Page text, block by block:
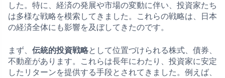
した。特に、経済の発展や市場の変動に伴い、投資家たち
は多様な戦略を模索してきました。これらの戦略は、日本
の経済全体にも影響を及ぼしてきたのです。
まず、 伝統的投資戦略として位置づけられる株式、債券、
不動産があります。これらは長年にわたり、投資家に安定
したリターンを提供する手段とされてきました。例えば、